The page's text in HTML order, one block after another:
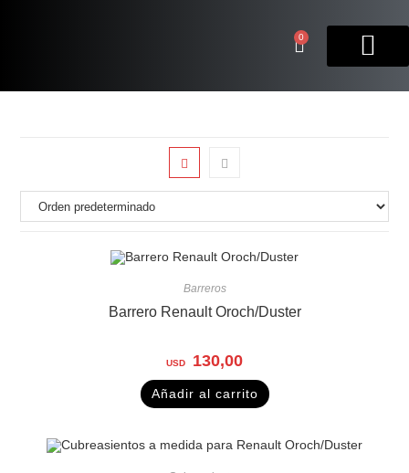
0
Barreros
Barrero Renault Oroch/Duster
130,00
Añadir al carrito